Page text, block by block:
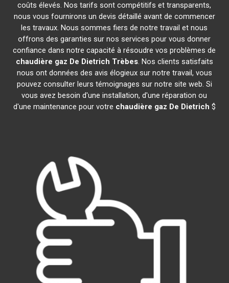
coûts élevés. Nos tarifs sont compétitifs et transparents,
nous vous fournirons un devis détaillé avant de commencer
les travaux. Nous sommes fiers de notre travail et nous
offrons des garanties sur nos services pour vous donner
confiance dans notre capacité à résoudre vos problèmes de
chaudière gaz De Dietrich Trèbes. Nos clients satisfaits
nous ont données des avis élogieux sur notre travail, vous
pouvez consulter leurs témoignages sur notre site web. Si
vous avez besoin d'une installation, d'une réparation ou
d'une maintenance pour votre chaudière gaz De Dietrich $